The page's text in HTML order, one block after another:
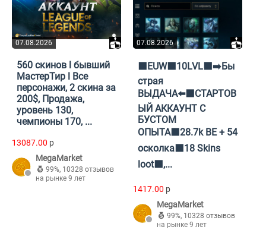
07.08.2026
560 скинов l бывший
МастерТир l Все
персонажи, 2 скина за
200$, Продажа,
уровень 130,
чемпионы 170, ...
13087.00 p
MegaMarket
99%, 10328 отзывов
на рынке 9 лет
07.08.2026
⬛EUW⬛10LVL⬛➡️Бы
страя
ВЫДАЧА⬅️⬛СТАРТОВ
ЫЙ АККАУНТ С
БУСТОМ
ОПЫТА⬛28.7k BE + 54
осколка⬛18 Skins
loot⬛,...
1417.00 p
MegaMarket
99%, 10328 отзывов
на рынке 9 лет